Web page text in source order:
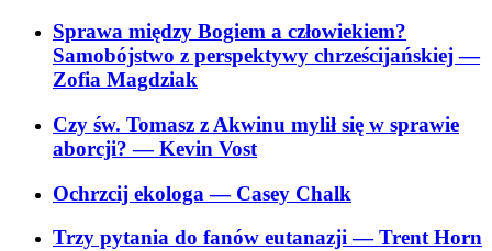
Sprawa między Bogiem a człowiekiem?
Samobójstwo z perspektywy chrześcijańskiej—
Zofia Magdziak
Czy św. Tomasz z Akwinu mylił się w sprawie
aborcji?— Kevin Vost
Ochrzcij ekologa— Casey Chalk
Trzy pytania do fanów eutanazji— Trent Horn